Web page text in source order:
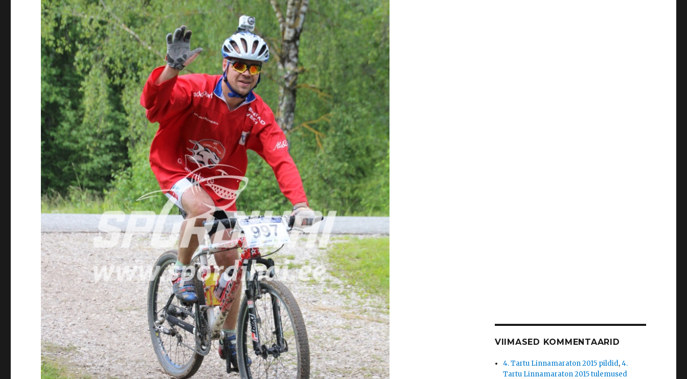
VIIMASED KOMMENTAARID
4. Tartu Linnamaraton 2015 pildid,4.
Tartu Linnamaraton 2015 tulemused